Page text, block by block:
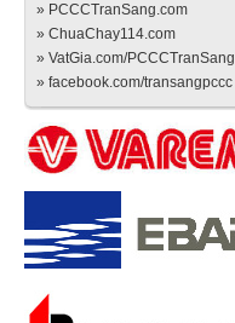
» PCCCTranSang.com
» ChuaChay114.com
» VatGia.com/PCCCTranSang
» facebook.com/transangpccc